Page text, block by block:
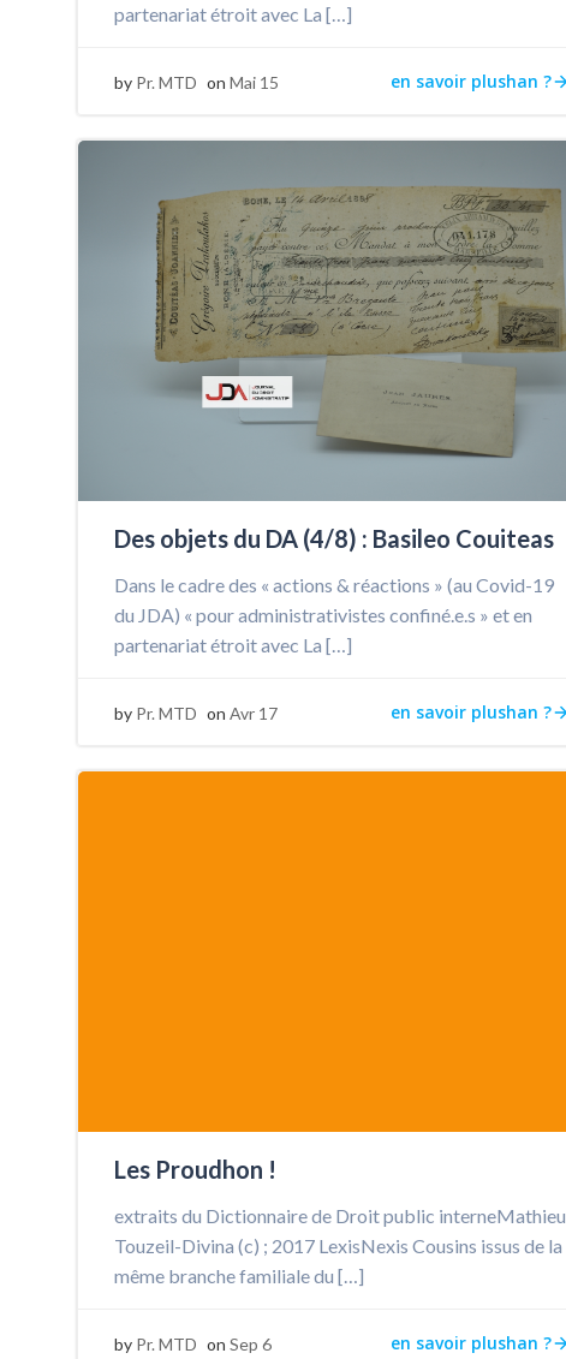
partenariat étroit avec La […]
by Pr. MTD on Mai 15 en savoir plushan ?
Des objets du DA (4/8) : Basileo Couiteas
Dans le cadre des « actions & réactions » (au Covid-19
du JDA) « pour administrativistes confiné.e.s » et en
partenariat étroit avec La […]
by Pr. MTD on Avr 17 en savoir plushan ?
Les Proudhon !
extraits du Dictionnaire de Droit public interneMathieu
Touzeil-Divina (c) ; 2017 LexisNexis Cousins issus de la
même branche familiale du […]
by Pr. MTD on Sep 6 en savoir plushan ?